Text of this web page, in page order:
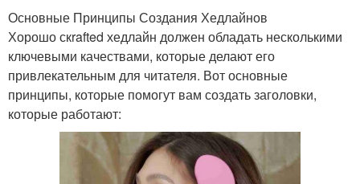
Основные Принципы Создания Хедлайнов
Хорошо скrafted хедлайн должен обладать несколькими
ключевыми качествами, которые делают его
привлекательным для читателя. Вот основные
принципы, которые помогут вам создать заголовки,
которые работают: